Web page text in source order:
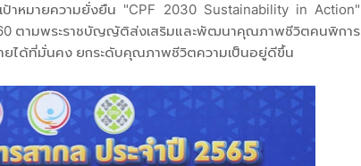
เป้าหมายความยั่งยืน "CPF 2030 Sustainability in Action"
ตามพระราชบัญญัติส่งเสริมและพัฒนาคุณภาพชีวิตคนพิการ
ยได้ที่มั่นคง ยกระดับคุณภาพชีวิตความเป็นอยู่ดีขึ้น